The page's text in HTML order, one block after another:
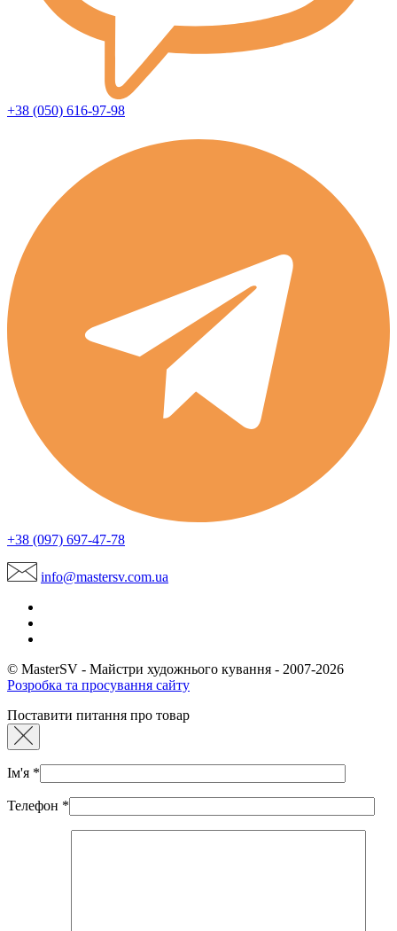
+38 (050) 616-97-98
+38 (097) 697-47-78
info@mastersv.com.ua
© MasterSV - Майстри художнього кування - 2007-2026
Розробка та просування сайту
Поставити питання про товар
Ім'я *
Телефон *